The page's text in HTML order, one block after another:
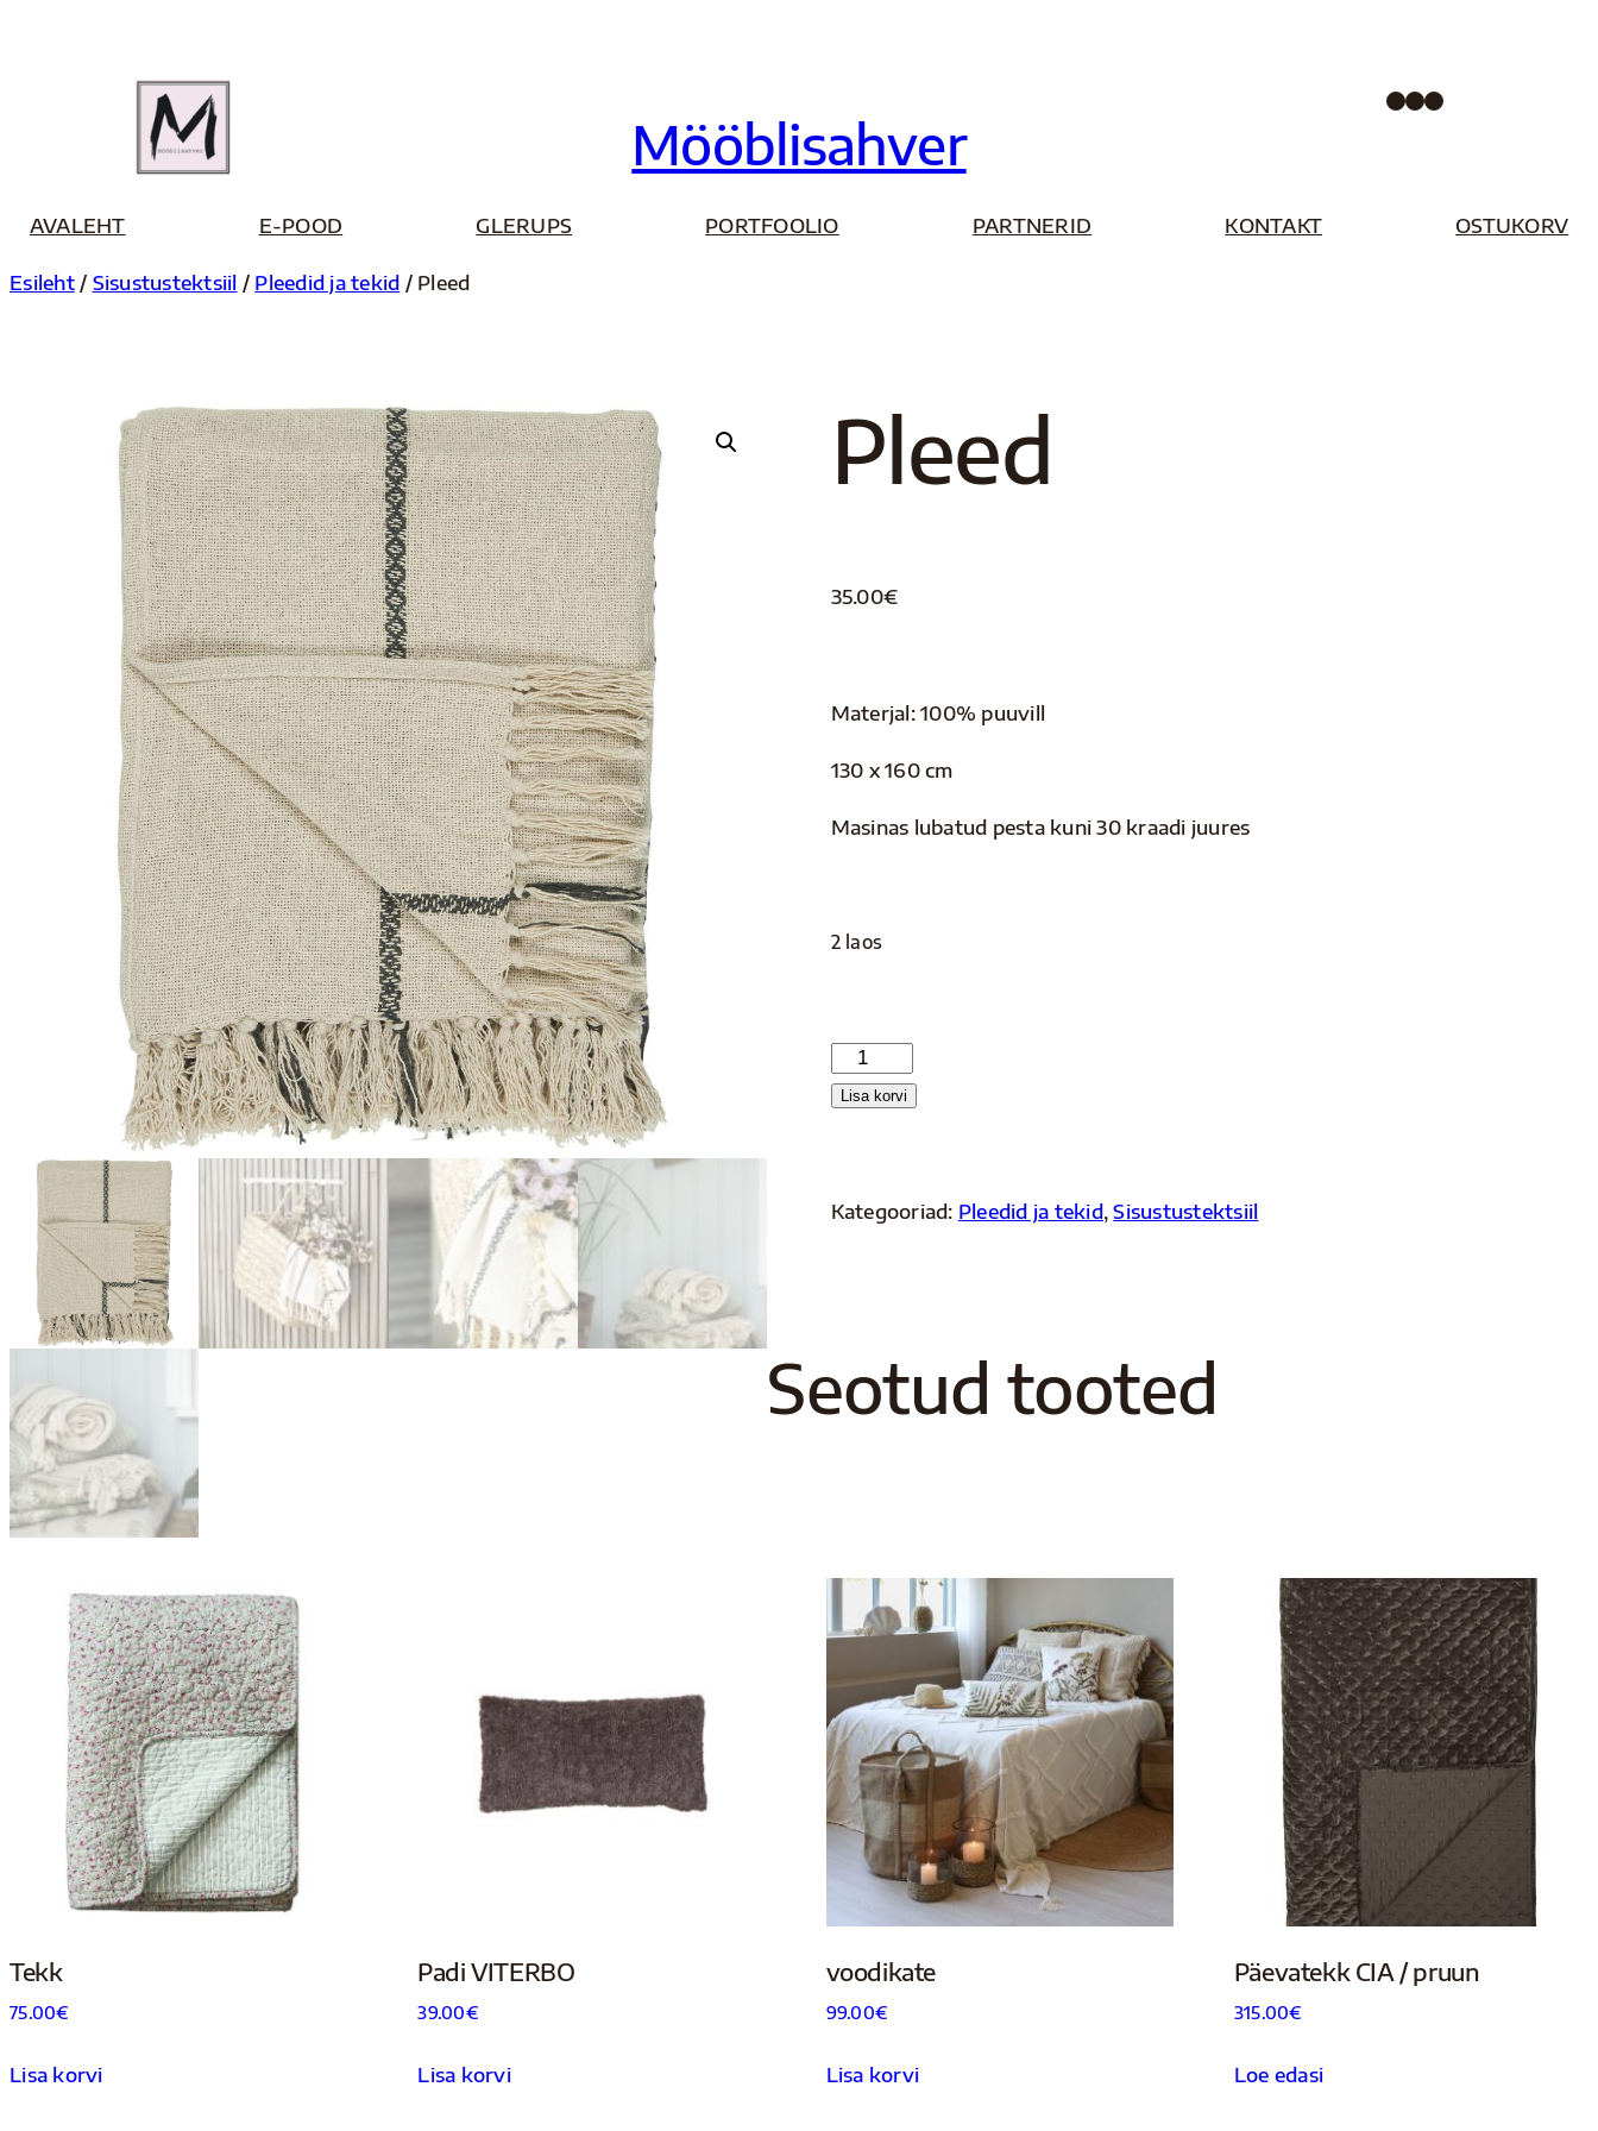
Mööblisahver
Facebook InstagramPinterest
AVALEHT E-POOD GLERUPS PORTFOOLIO PARTNERID KONTAKT OSTUKORV
Esileht/ Sisustustektsiil / Pleedid ja tekid / Pleed
Pleed
35.00€
Materjal: 100% puuvill
130 x 160 cm
Masinas lubatud pesta kuni 30 kraadi juures
2 laos
Pleed
kogus
Lisa korvi
Kategooriad: Pleedid ja tekid,Sisustustektsiil
Seotud tooted
Tekk
75.00€
Lisa korvi
Padi VITERBO
39.00€
Lisa korvi
voodikate
99.00€
Lisa korvi
Päevatekk CIA / pruun
315.00€
Loe edasi